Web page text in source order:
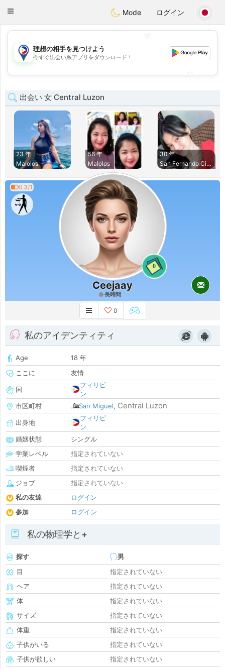
PhilippinesChat
Toggle
Mode ログイン
💖
💕
理想の相手を見つけよう
今すぐ出会い系アプリをダウンロード！
出会い 女 Central Luzon
23 年
Malolos
56 年
Malolos
30 年
San Fernando City
0.3/1
0
Ceejaay
長時間
0
私のアイデンティティ
Age
18 年
ここに
友情
国
フィリピ
ン
市区町村
San Miguel, Central Luzon
出身地
フィリピ
ン
婚姻状態
シングル
学業レベル
指定されていない
喫煙者
指定されていない
ジョブ
指定されていない
私の友達
ログイン
参加
ログイン
私の物理学と+
探す
男
目
指定されていない
ヘア
指定されていない
体
指定されていない
サイズ
指定されていない
体重
指定されていない
子供がいる
指定されていない
子供が欲しい
指定されていない